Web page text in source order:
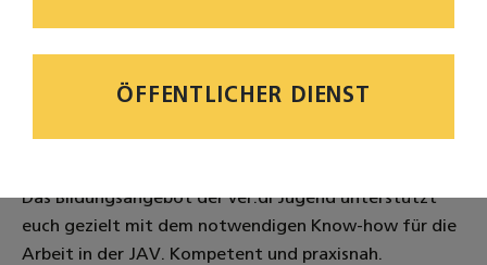
1 2 3 4
Das Bildungsangebot der ver.di Jugend unterstützt
euch gezielt mit dem notwendigen Know-how für die
Arbeit in der JAV. Kompetent und praxisnah.
ÖFFENTLICHER DIENST